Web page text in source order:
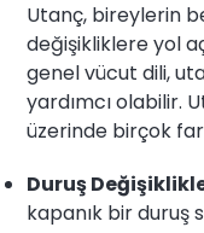
Utanç, bireylerin
değişikliklere yol
genel vücut dili,
yardımcı olabilir.
üzerinde birçok
Duruş
kapanık bir duruş